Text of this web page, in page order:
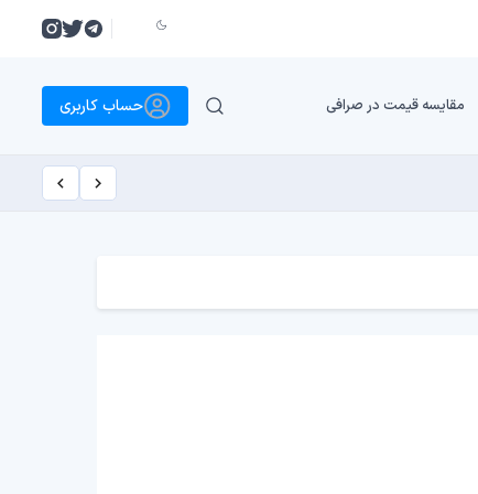
مقایسه قیمت در صرافی حساب کاربری